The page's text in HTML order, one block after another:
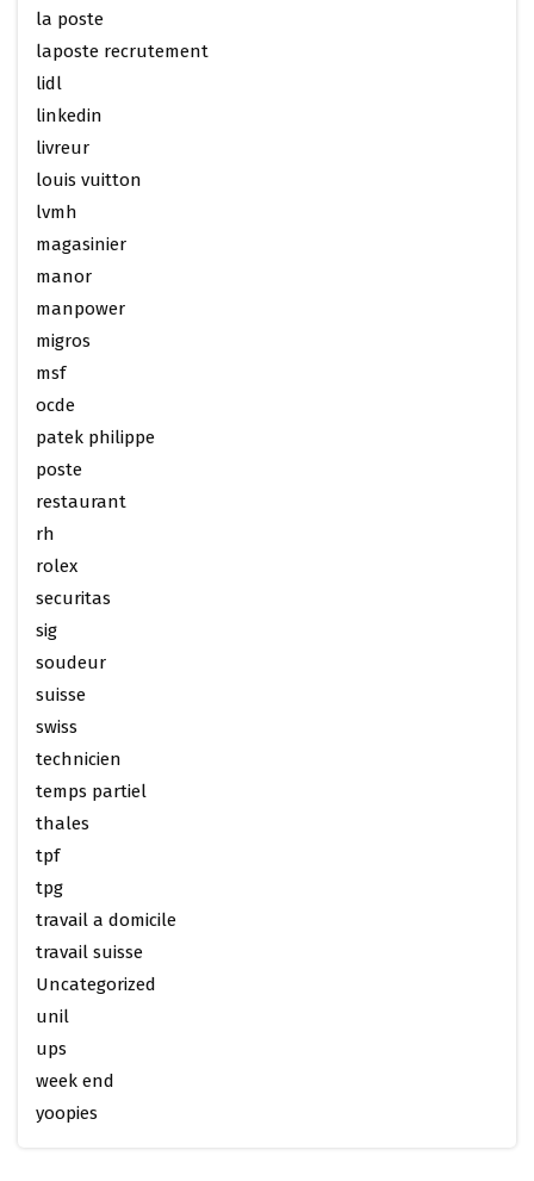
la poste
laposte recrutement
lidl
linkedin
livreur
louis vuitton
lvmh
magasinier
manor
manpower
migros
msf
ocde
patek philippe
poste
restaurant
rh
rolex
securitas
sig
soudeur
suisse
swiss
technicien
temps partiel
thales
tpf
tpg
travail a domicile
travail suisse
Uncategorized
unil
ups
week end
yoopies